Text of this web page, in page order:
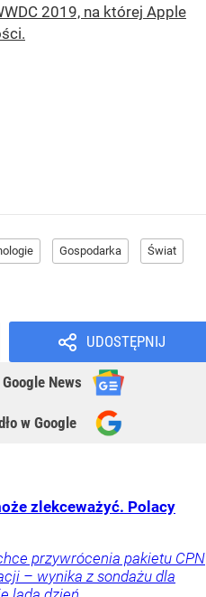
2019, na której Apple
Gospodarka Świat
UDOSTĘPNIJ
Google News
w Google
zlekceważyć. Polacy
przywrócenia pakietu CPN
– wynika z sondażu dla